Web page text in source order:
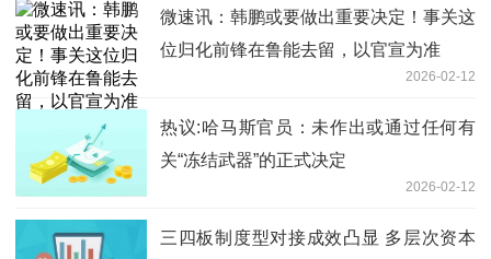
微速讯：韩鹏或要做出重要决定！事关这
位归化前锋在鲁能去留，以官宣为准
2026-02-12
热议:哈马斯官员：未作出或通过任何有
关“冻结武器”的正式决定
2026-02-12
三四板制度型对接成效凸显 多层次资本